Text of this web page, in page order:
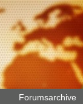
Forumsarchive